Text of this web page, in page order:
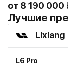
от 8 190 000
Лучшие
Lixiang
L6 Pro